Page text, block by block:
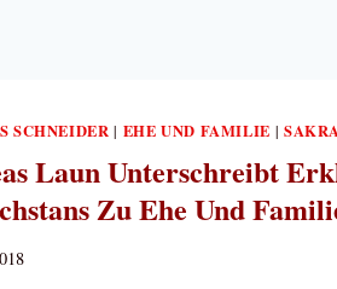
SCHNEIDER | EHE UND FAMILIE |
Laun Unterschreibt
Zu Ehe Und